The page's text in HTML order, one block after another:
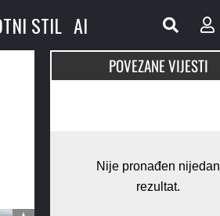
STIL AI
POVEZANE VIJESTI
Nije pronađen nijedan
rezultat.